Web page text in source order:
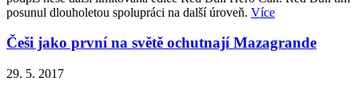
posunul dlouholetou spolupráci na další úroveň. Více
Češi jako první na světě ochutnají Mazagrande
29. 5. 2017